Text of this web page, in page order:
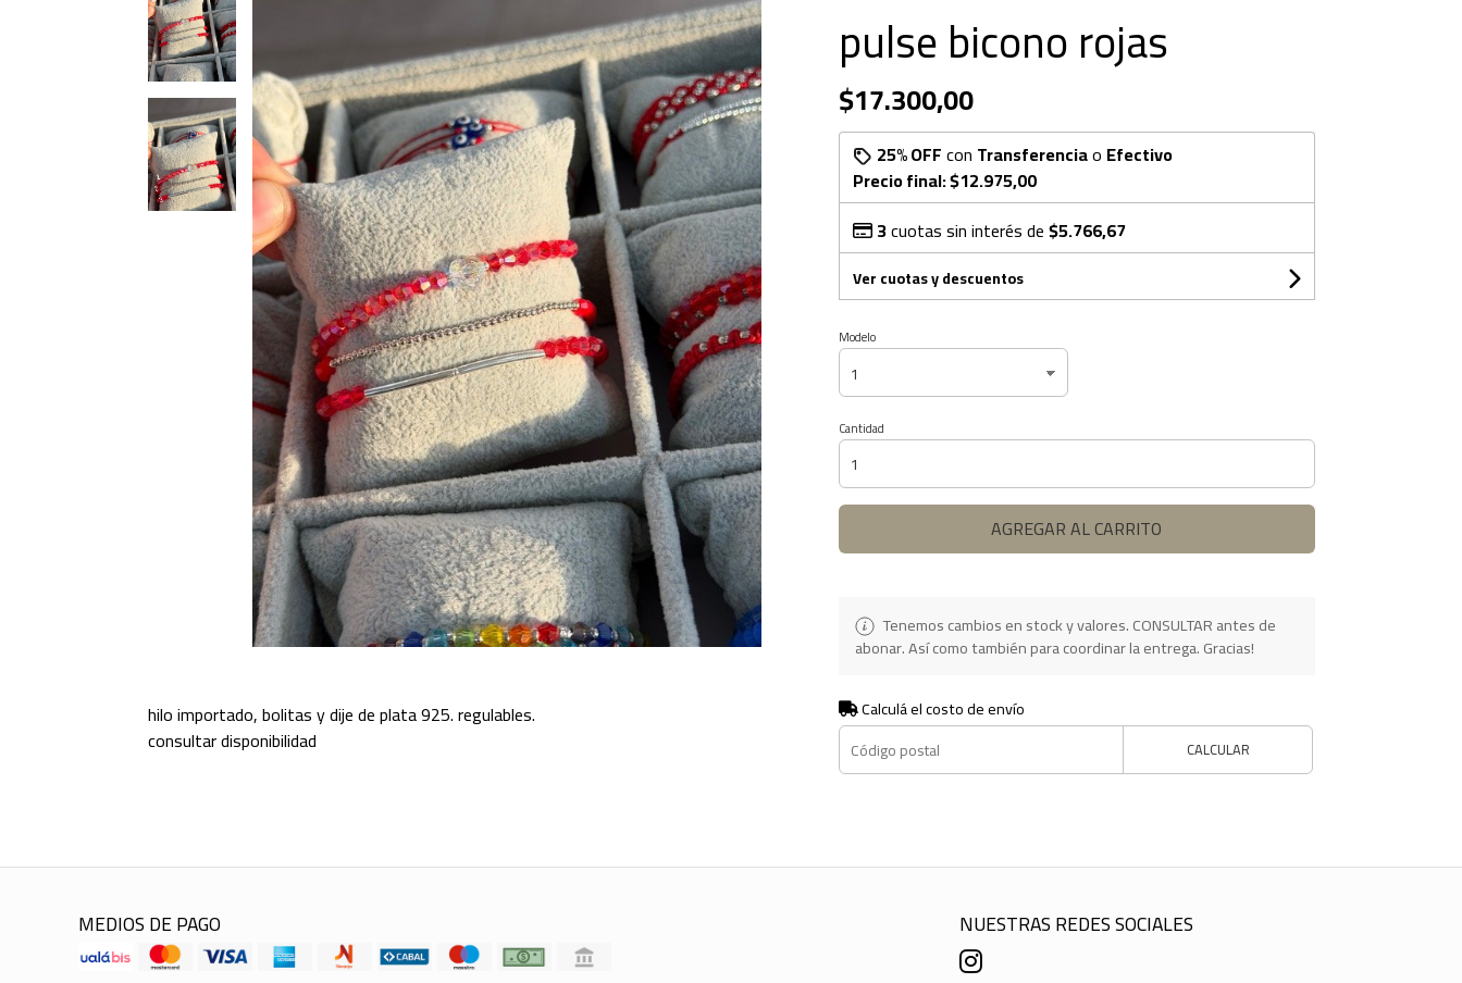
hilo importado, bolitas y dije de plata 925. regulables.
consultar disponibilidad
pulse bicono rojas
$17.300,00
25% OFFcon Transferenciao Efectivo
Precio final:$12.975,00
3cuotas sin interés de$5.766,67
Ver cuotas y descuentos
Modelo
Cantidad
AGREGAR AL CARRITO
Tenemos cambios en stock y valores. CONSULTAR antes de
abonar. Así como también para coordinar la entrega. Gracias!
Calculá el costo de envío
CALCULAR
MEDIOS DE PAGO NUESTRAS REDES SOCIALES